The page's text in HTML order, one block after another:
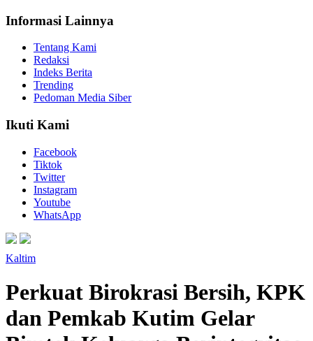
Informasi Lainnya
Tentang Kami
Redaksi
Indeks Berita
Trending
Pedoman Media Siber
Ikuti Kami
Facebook
Tiktok
Twitter
Instagram
Youtube
WhatsApp
Kaltim
Perkuat Birokrasi Bersih, KPK
dan Pemkab Kutim Gelar